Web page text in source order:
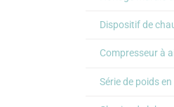
Dispositif de
Compresseur à
Série de poids